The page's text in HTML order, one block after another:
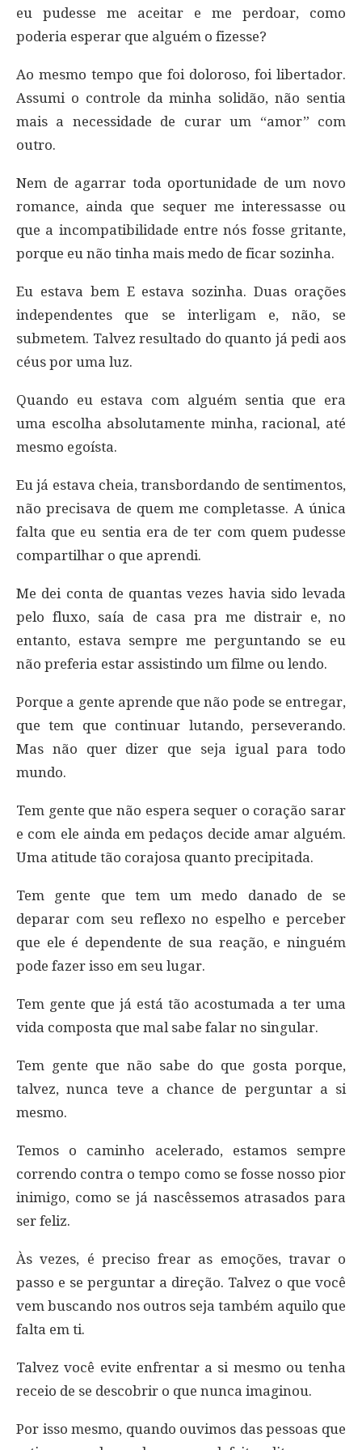
eu pudesse me aceitar e me perdoar, como
poderia esperar que alguém o fizesse?
Ao mesmo tempo que foi doloroso, foi libertador.
Assumi o controle da minha solidão, não sentia
mais a necessidade de curar um “amor” com
outro.
Nem de agarrar toda oportunidade de um novo
romance, ainda que sequer me interessasse ou
que a incompatibilidade entre nós fosse gritante,
porque eu não tinha mais medo de ficar sozinha.
Eu estava bem E estava sozinha. Duas orações
independentes que se interligam e, não, se
submetem. Talvez resultado do quanto já pedi aos
céus por uma luz.
Quando eu estava com alguém sentia que era
uma escolha absolutamente minha, racional, até
mesmo egoísta.
Eu já estava cheia, transbordando de sentimentos,
não precisava de quem me completasse. A única
falta que eu sentia era de ter com quem pudesse
compartilhar o que aprendi.
Me dei conta de quantas vezes havia sido levada
pelo fluxo, saía de casa pra me distrair e, no
entanto, estava sempre me perguntando se eu
não preferia estar assistindo um filme ou lendo.
Porque a gente aprende que não pode se entregar,
que tem que continuar lutando, perseverando.
Mas não quer dizer que seja igual para todo
mundo.
Tem gente que não espera sequer o coração sarar
e com ele ainda em pedaços decide amar alguém.
Uma atitude tão corajosa quanto precipitada.
Tem gente que tem um medo danado de se
deparar com seu reflexo no espelho e perceber
que ele é dependente de sua reação, e ninguém
pode fazer isso em seu lugar.
Tem gente que já está tão acostumada a ter uma
vida composta que mal sabe falar no singular.
Tem gente que não sabe do que gosta porque,
talvez, nunca teve a chance de perguntar a si
mesmo.
Temos o caminho acelerado, estamos sempre
correndo contra o tempo como se fosse nosso pior
inimigo, como se já nascêssemos atrasados para
ser feliz.
Às vezes, é preciso frear as emoções, travar o
passo e se perguntar a direção. Talvez o que você
vem buscando nos outros seja também aquilo que
falta em ti.
Talvez você evite enfrentar a si mesmo ou tenha
receio de se descobrir o que nunca imaginou.
Por isso mesmo, quando ouvimos das pessoas que